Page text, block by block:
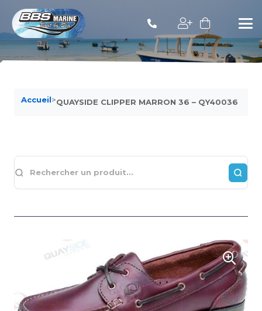
Accueil>QUAYSIDE CLIPPER MARRON 36 – QY40036